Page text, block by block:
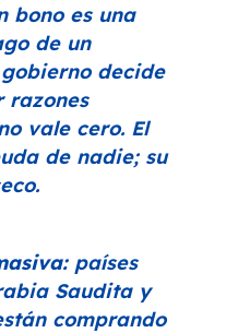
bono es una
de un
decide
razones
vale cero. El
de nadie; su
países
Saudita y
comprando